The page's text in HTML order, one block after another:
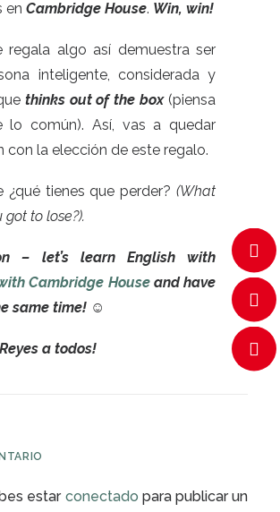
en Cambridge House. Win, win!
regala algo así demuestra ser
inteligente, considerada y
thinks out of the box (piensa
lo común). Así, vas a quedar
con la elección de este regalo.
¿qué tienes que perder? (What
to lose?).
– let’s learn English with
Cambridge Houseand have
same time! ☺
a todos!
estar conectado para publicar un